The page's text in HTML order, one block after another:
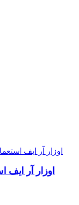
اوزار آر ايف